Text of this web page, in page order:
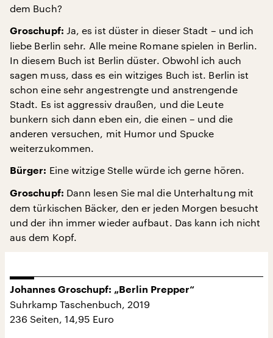
dem Buch?
Groschupf: Ja, es ist düster in dieser Stadt – und ich
liebe Berlin sehr. Alle meine Romane spielen in Berlin.
In diesem Buch ist Berlin düster. Obwohl ich auch
sagen muss, dass es ein witziges Buch ist. Berlin ist
schon eine sehr angestrengte und anstrengende
Stadt. Es ist aggressiv draußen, und die Leute
bunkern sich dann eben ein, die einen – und die
anderen versuchen, mit Humor und Spucke
weiterzukommen.
Bürger: Eine witzige Stelle würde ich gerne hören.
Groschupf: Dann lesen Sie mal die Unterhaltung mit
dem türkischen Bäcker, den er jeden Morgen besucht
und der ihn immer wieder aufbaut. Das kann ich nicht
aus dem Kopf.
Johannes Groschupf: „Berlin Prepper“
Suhrkamp Taschenbuch, 2019
236 Seiten, 14,95 Euro